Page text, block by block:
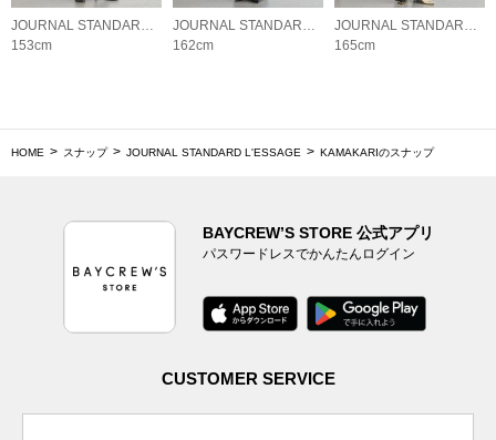
153cm
162cm
165cm
HOME スナップ JOURNAL STANDARD L'ESSAGE KAMAKARIのスナップ
BAYCREW’S STORE 公式アプリ
パスワードレスでかんたんログイン
CUSTOMER SERVICE